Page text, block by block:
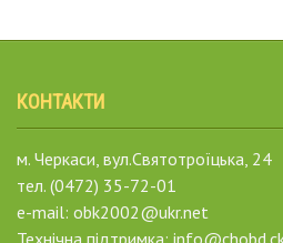
КОНТАКТИ
м. Черкаси, вул.Святотроїцька, 24
тел. (0472) 35-72-01
e-mail: obk2002@ukr.net
Технічна підтримка: